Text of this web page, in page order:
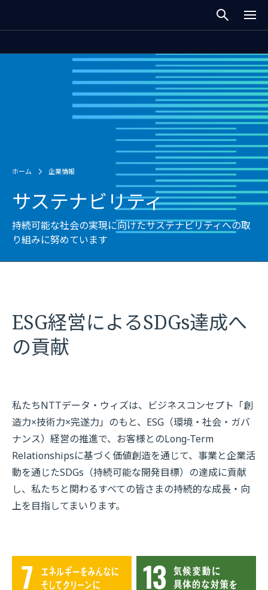
ホーム 企業情報
サステナビリティ
持続可能な社会の実現に向けたサステナビリティへの取
り組みに努めています
ESG経営によるSDGs達成へ
の貢献
私たちNTTデータ・ウィズは、ビジネスコンセプト「創
造力×技術力×完遂力」のもと、ESG（環境・社会・ガバ
ナンス）経営の推進で、お客様とのLong-Term
Relationshipsに基づく価値創造を通じて、事業と企業活
動を通じたSDGs（持続可能な開発目標）の達成に貢献
し、私たちと関わるすべての皆さまの持続的な成長・向
上を目指してまいります。